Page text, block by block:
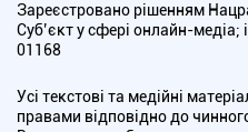
Зареєстровано рішенням
Cуб’єкт у сфері онлайн-
01168
Усі текстові та медійні
правами відповідно до